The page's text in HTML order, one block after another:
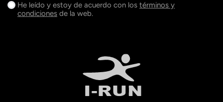
He leído y estoy de acuerdo con los términos y
condiciones de la web.